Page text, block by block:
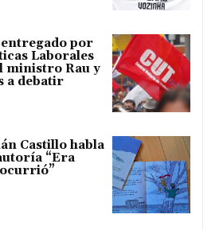
por
Laborales
ministro Rau y
a debatir
Castillo habla
“Era